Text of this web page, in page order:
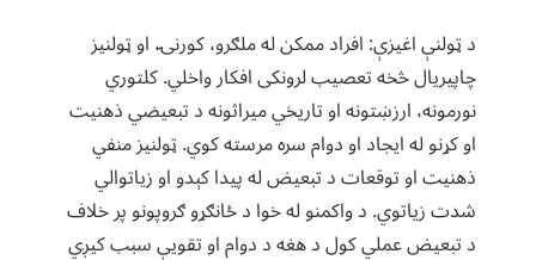
د ټولنې اغیزې: افراد ممکن له ملګرو، کورنۍ، او ټولنیز
چاپیریال څخه تعصیب لرونکی افکار واخلي. کلتوري
نورمونه، ارزښتونه او تاریخي میراثونه د تبعیضي ذهنیت
او کړنو له ایجاد او دوام سره مرسته کوي. ټولنیز منفي
ذهنیت او توقعات د تبعیض له پیدا کېدو او زیاتوالي
شدت زیاتوي. د واکمنو له خوا د ځانګړو ګروپونو پر خلاف
د تبعیض عملي کول د هغه د دوام او تقویې سبب کیږي